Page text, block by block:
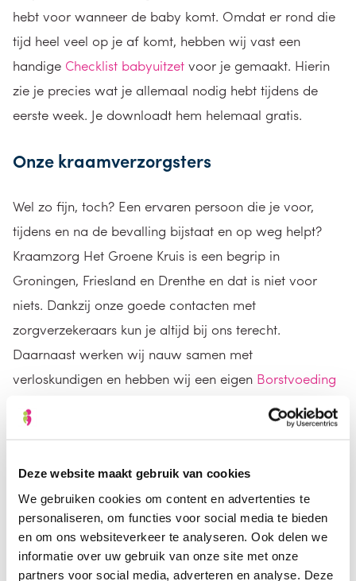
Deze website maakt gebruik van cookies
We gebruiken cookies om content en advertenties te
personaliseren, om functies voor social media te bieden
en om ons websiteverkeer te analyseren. Ook delen we
informatie over uw gebruik van onze site met onze
partners voor social media, adverteren en analyse. Deze
hebt voor wanneer de baby komt. Omdat er rond die
tijd heel veel op je af komt, hebben wij vast een
handige Checklist babyuitzet voor je gemaakt. Hierin
zie je precies wat je allemaal nodig hebt tijdens de
eerste week. Je downloadt hem helemaal gratis.
Onze kraamverzorgsters
Wel zo fijn, toch? Een ervaren persoon die je voor,
tijdens en na de bevalling bijstaat en op weg helpt?
Kraamzorg Het Groene Kruis is een begrip in
Groningen, Friesland en Drenthe en dat is niet voor
niets. Dankzij onze goede contacten met
zorgverzekeraars kun je altijd bij ons terecht.
Daarnaast werken wij nauw samen met
verloskundigen en hebben wij een eigen Borstvoeding
Als partner speel je natuurlijk ook een zeer belangrijke
rol tijdens de zwangerschap en de kraamtijd. We
hebben eenaantal handige tips voor jou als partner
op een rijtje gezet.